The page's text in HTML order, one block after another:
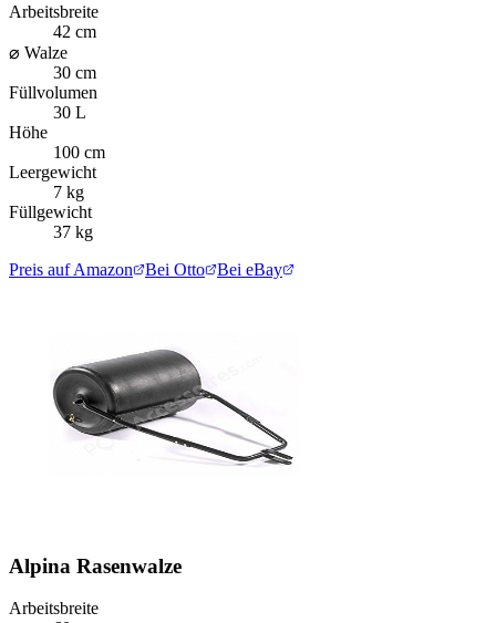
Arbeitsbreite
42 cm
⌀ Walze
30 cm
Füllvolumen
30 L
Höhe
100 cm
Leergewicht
7 kg
Füllgewicht
37 kg
Preis auf Amazon
Bei Otto Bei eBay
Alpina Rasenwalze
Arbeitsbreite